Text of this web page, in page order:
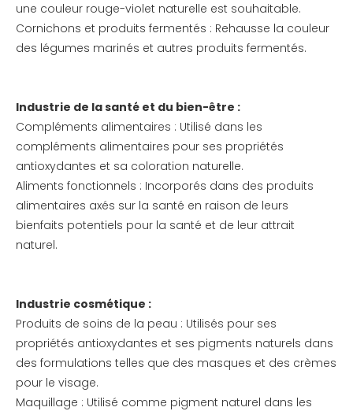
une couleur rouge-violet naturelle est souhaitable.
Cornichons et produits fermentés : Rehausse la couleur
des légumes marinés et autres produits fermentés.
Industrie de la santé et du bien-être :
Compléments alimentaires : Utilisé dans les
compléments alimentaires pour ses propriétés
antioxydantes et sa coloration naturelle.
Aliments fonctionnels : Incorporés dans des produits
alimentaires axés sur la santé en raison de leurs
bienfaits potentiels pour la santé et de leur attrait
naturel.
Industrie cosmétique :
Produits de soins de la peau : Utilisés pour ses
propriétés antioxydantes et ses pigments naturels dans
des formulations telles que des masques et des crèmes
pour le visage.
Maquillage : Utilisé comme pigment naturel dans les